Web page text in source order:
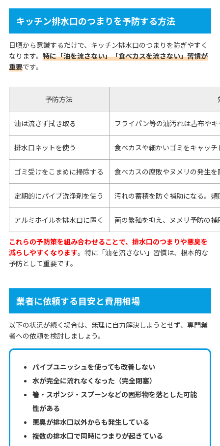
キッチン排水口のつまりを予防する方法
日頃から意識するだけで、キッチン排水口のつまりを防ぎやすく
なります。 特に「油を流さない」「食べカスを流さない」習慣が
重要です。
予防方法
油は流さず拭き取る フライパン等の油汚れは古布や
排水口ネットを使う 食べカスや細かいゴミをキャッ
ゴミ受けをこまめに掃除する 食べカスの腐敗やヌメリの発生
定期的にパイプ洗浄剤を使う 汚れの蓄積を防ぐ補助になる。
アルミホイルを排水口に置く 菌の繁殖を抑え、ヌメリ予防の
これらの予防策を組み合わせることで、排水口のつまりや悪臭を
減らしやすくなります。特に「油を流さない」習慣は、根本的な
予防として重要です。
業者に依頼する目安と費用相場
以下の状況が続く場合は、無理に自力解決しようとせず、専門業
者への依頼を検討しましょう。
パイプユニッシュを使っても改善しない
水が完全に流れなくなった（完全閉塞）
箸・スポンジ・スプーンなどの固形物を落とした可能
性がある
悪臭が排水口以外からも発生している
複数の排水口で同時につまりが起きている